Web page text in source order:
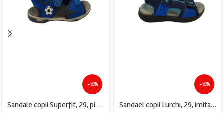
-15%
Sandale copii Superfit, 29, piele intoarsa, material textil, albastru
-15%
Sandael copii Lurchi, 29, imitatie de piele, albastru